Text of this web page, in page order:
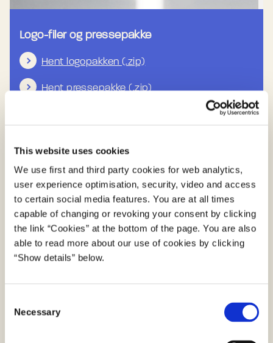
This website uses cookies
We use first and third party cookies for web analytics,
user experience optimisation, security, video and access
to certain social media features. You are at all times
capable of changing or revoking your consent by clicking
the link “Cookies” at the bottom of the page. You are also
able to read more about our use of cookies by clicking
“Show details” below.
Necessary
Logo-filer og pressepakke
Hent logopakken (.zip)
Hent pressepakke (.zip)
Hent plakatpakken (.zip)